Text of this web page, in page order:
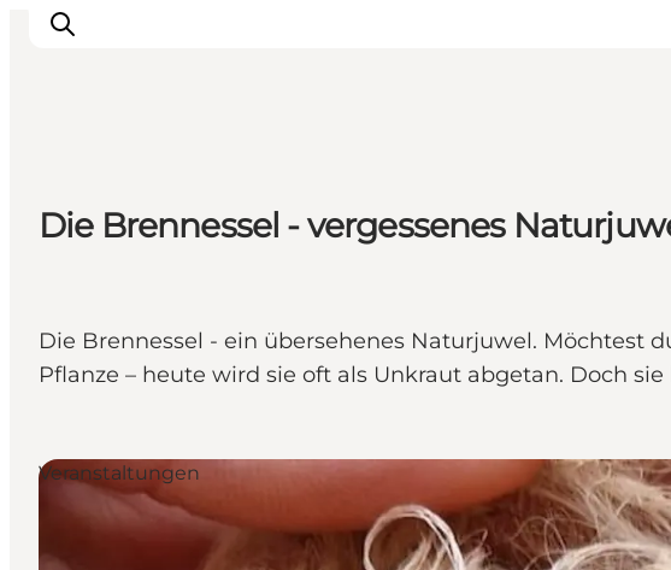
Events
Erlebnisse
Tickets kaufen
Plane deine Reise
Die Brennessel - vergessenes
Die Brennessel - ein übersehenes Naturjuwel. Möchtest
Pflanze – heute wird sie oft als Unkraut abgetan. Doch
Veranstaltungen